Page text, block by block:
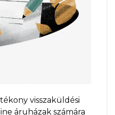
visszaküldési
áruházak számára